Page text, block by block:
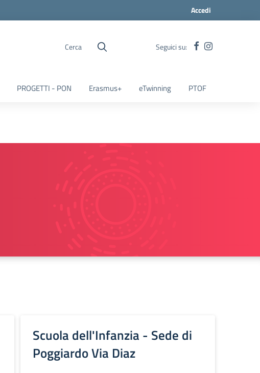
Accedi
Cerca Seguici su:
PROGETTI - PON Erasmus+ eTwinning PTOF
Scuola dell'Infanzia - Sede di
Poggiardo Via Diaz